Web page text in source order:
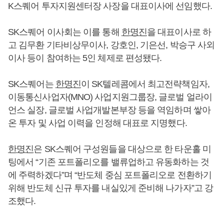
K스퀘어 투자지원센터장 사장을 대표이사에 선임했다.
SK스퀘어 이사회는 이를 통해 한명진을 대표이사로 하
고 김무환 기타비상무이사, 강호인, 기은선, 박승구 사외
이사 등이 참여하는 5인 체제로 편성됐다.
SK스퀘어는 한명진이 SK텔레콤에서 최고전략책임자,
이동통신사업자(MNO) 사업지원그룹장, 글로벌 얼라이
언스 실장, 글로벌 사업개발본부장 등을 역임하며 쌓아
온 투자 및 사업 이력을 인정해 대표로 지명했다.
한명진은 SK스퀘어 구성원들을 대상으로 한 타운홀 미
팅에서 “기존 포트폴리오를 밸류업하고 유동화하는 것
에 주력하겠다”며 “반도체 중심 포트폴리오로 전환하기
위해 반도체 신규 투자를 내실있게 준비해 나가자”고 강
조했다.